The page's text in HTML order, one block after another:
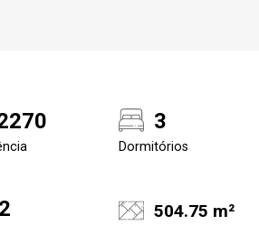
3
Dormitórios
2 504.75 m²